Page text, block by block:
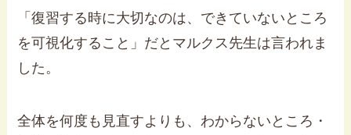
「復習する時に大切なのは、できていないところ
を可視化すること」だとマルクス先生は言われま
した。
全体を何度も見直すよりも、わからないところ・